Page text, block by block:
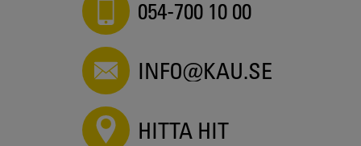
054-700 10 00
INFO@KAU.SE
HITTA HIT